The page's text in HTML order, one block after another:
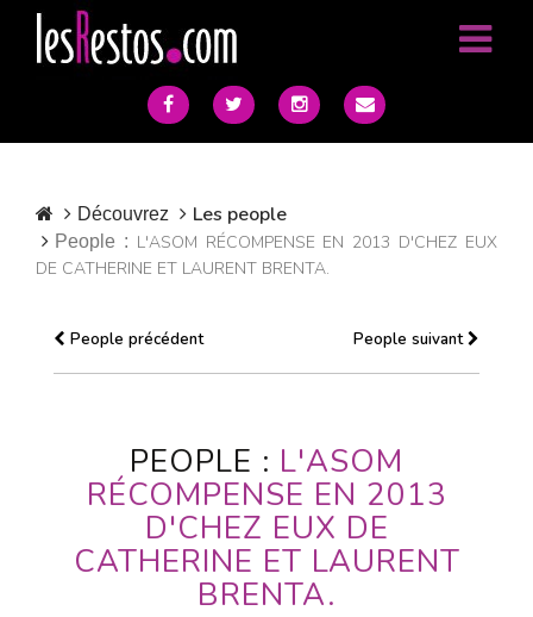
Découvrez Les people
People : L'ASOM RÉCOMPENSE EN 2013 D'CHEZ EUX
DE CATHERINE ET LAURENT BRENTA.
People précédent People suivant
PEOPLE : L'ASOM
RÉCOMPENSE EN 2013
D'CHEZ EUX DE
CATHERINE ET LAURENT
BRENTA.